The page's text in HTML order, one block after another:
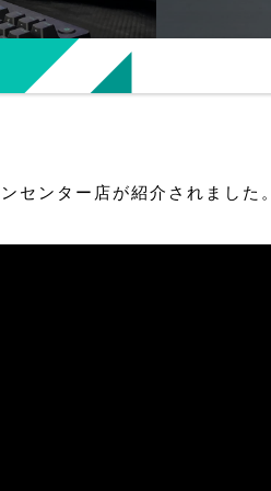
センター店が紹介されました。